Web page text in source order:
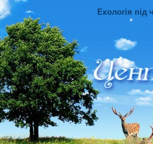
Екологія під